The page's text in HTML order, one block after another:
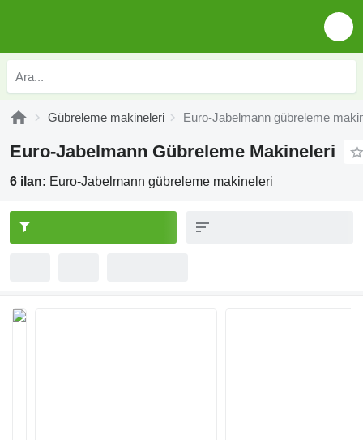
Gübreleme makineleri Euro-Jabelmann gübreleme
Euro-Jabelmann Gübreleme Makineleri
6 ilan: Euro-Jabelmann gübreleme makineleri